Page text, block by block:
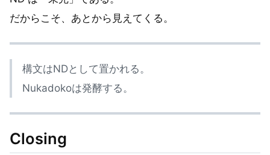
だからこそ、あとから見えてくる。
構文はNDとして置かれる。
Nukadokoは発酵する。
Closing